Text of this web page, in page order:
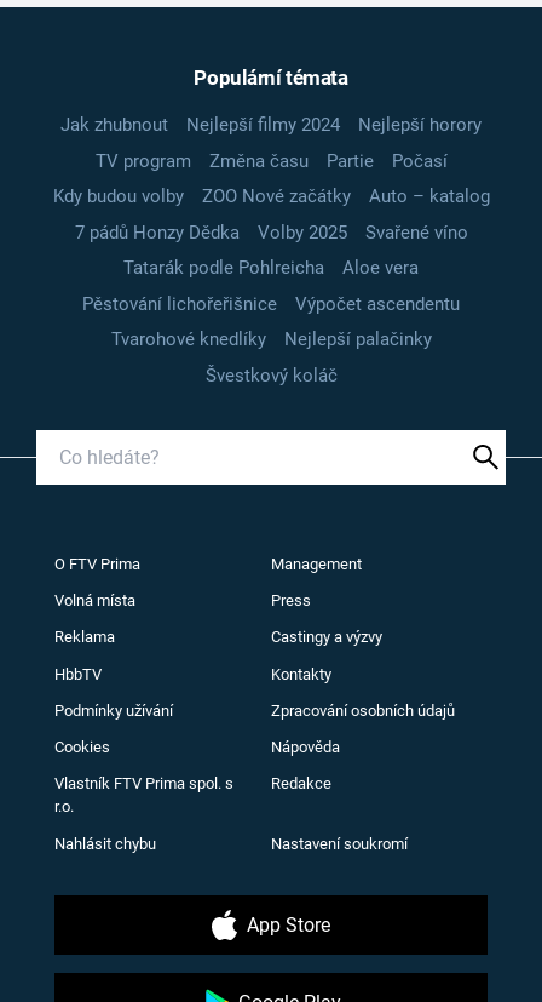
Populární témata
Jak zhubnout Nejlepší filmy 2024
Nejlepší horory
TV program
Změna času Partie
Počasí
Kdy budou volby
ZOO Nové začátky
Auto – katalog
7 pádů Honzy Dědka
Volby 2025
Svařené víno
Tatarák podle Pohlreicha
Aloe vera
Pěstování lichořeřišnice
Výpočet ascendentu
Tvarohové knedlíky
Nejlepší palačinky
Švestkový koláč
O FTV Prima Management
Volná místa Press
Reklama Castingy a výzvy
HbbTV Kontakty
Podmínky užívání Zpracování osobních údajů
Cookies Nápověda
Vlastník FTV Prima spol. s
r.o.
Redakce
Nahlásit chybu Nastavení soukromí
App Store